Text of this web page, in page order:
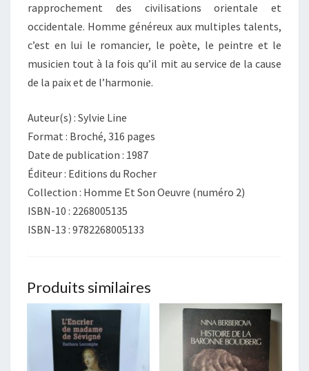
rapprochement des civilisations orientale et
occidentale. Homme généreux aux multiples talents,
c’est en lui le romancier, le poète, le peintre et le
musicien tout à la fois qu’il mit au service de la cause
de la paix et de l’harmonie.
Auteur(s) : Sylvie Line
Format : Broché, 316 pages
Date de publication : 1987
Éditeur : Editions du Rocher
Collection : Homme Et Son Oeuvre (numéro 2)
ISBN-10 : 2268005135
ISBN-13 : 9782268005133
Produits similaires